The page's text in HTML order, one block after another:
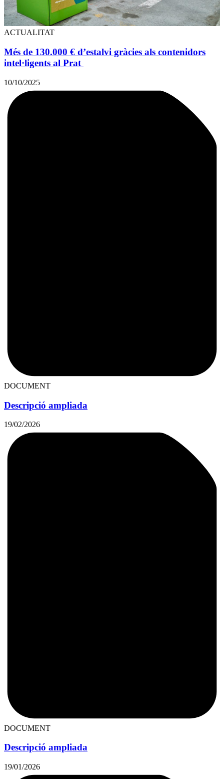
ACTUALITAT
Més de 130.000 € d’estalvi gràcies als contenidors
intel·ligents al Prat
10/10/2025
DOCUMENT
Descripció ampliada
19/02/2026
DOCUMENT
Descripció ampliada
19/01/2026